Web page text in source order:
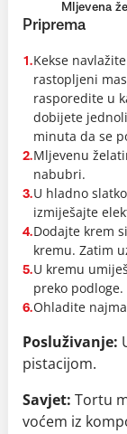
Mljevena
Priprema
1.Kekse
rastopljeni
rasporedite u
dobijete
minuta da se
2.Mljevenu
nabubri.
3.U hladno
izmiješajte
4.Dodajte krem
kremu. Zatim
5.U kremu
preko podloge.
6.Ohladite
Posluživanje:
pistacijom.
Savjet: Tortu
voćem iz